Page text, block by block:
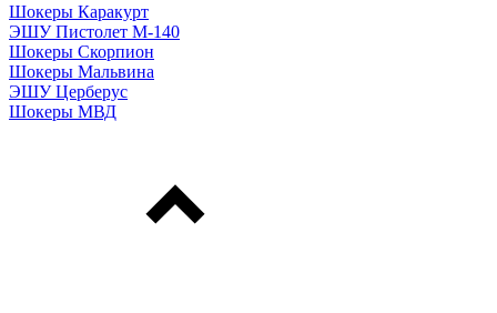
Шокеры Каракурт
ЭШУ Пистолет М-140
Шокеры Скорпион
Шокеры Мальвина
ЭШУ Церберус
Шокеры МВД